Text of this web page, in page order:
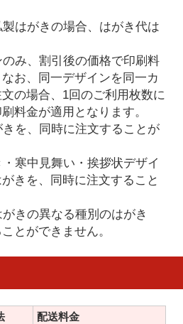
はがきの場合、はがき代は
み、割引後の価格で印刷料
お、同一デザインを同一カ
の場合、1回のご利用枚数に
料金が適用となります。
を、同時に注文することが
寒中見舞い・挨拶状デザイ
きを、同時に注文すること
きの異なる種別のはがき
とができません。
配送料金